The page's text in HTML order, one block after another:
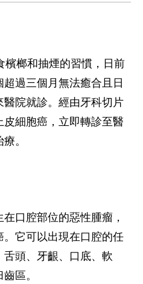
檳榔和抽煙的習慣，日前
過三個月無法癒合且日
院就診。經由牙科切片
細胞癌，立即轉診至醫
。
口腔部位的惡性腫瘤，
它可以出現在口腔的任
頭、牙齦、口底、軟
區。